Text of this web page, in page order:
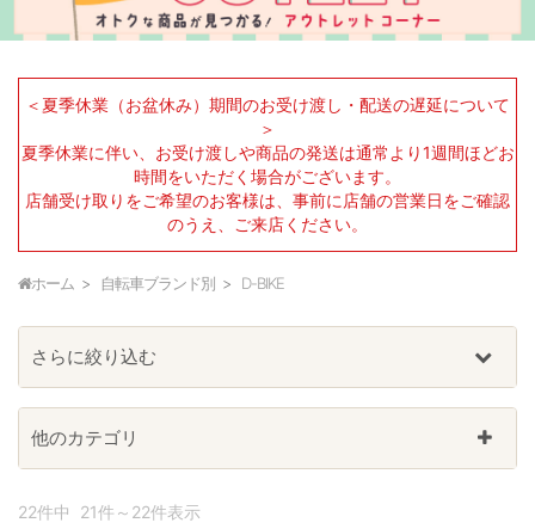
＜夏季休業（お盆休み）期間のお受け渡し・配送の遅延について
＞
夏季休業に伴い、お受け渡しや商品の発送は通常より1週間ほどお
時間をいただく場合がございます。
店舗受け取りをご希望のお客様は、事前に店舗の営業日をご確認
のうえ、ご来店ください。
ホーム 自転車ブランド別 D-BIKE
22件中 21件～22件表示
さらに絞り込む
他のカテゴリ